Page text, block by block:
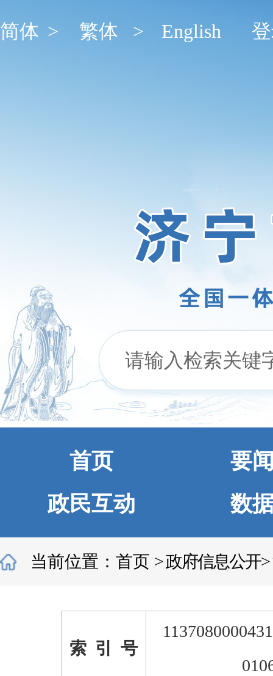
简体 > 繁体 > English
首页
要
政民互动
数
当前位置： 首页 >政府信息公开>
索 引 号